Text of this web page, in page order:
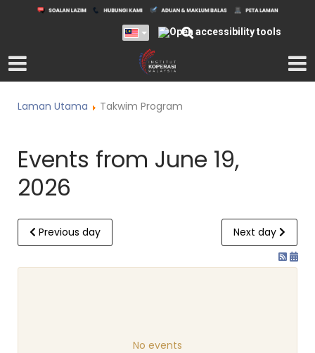
Laman Utama Takwim Program
Events from June 19,
2026
Previous day Next day
No events